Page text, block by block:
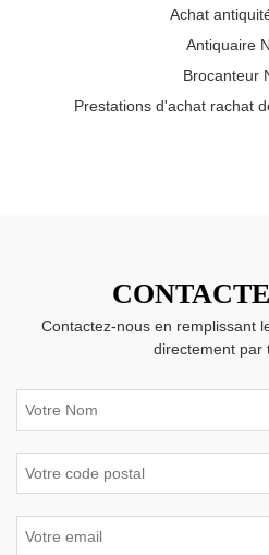
Achat
Antiquaire
Brocanteur
Prestations d'achat rachat
Contactez-nous en remplissant
directement par